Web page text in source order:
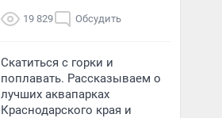
19 829 Обсудить
Скатиться с горки и
поплавать. Рассказываем о
лучших аквапарках
Краснодарского края и